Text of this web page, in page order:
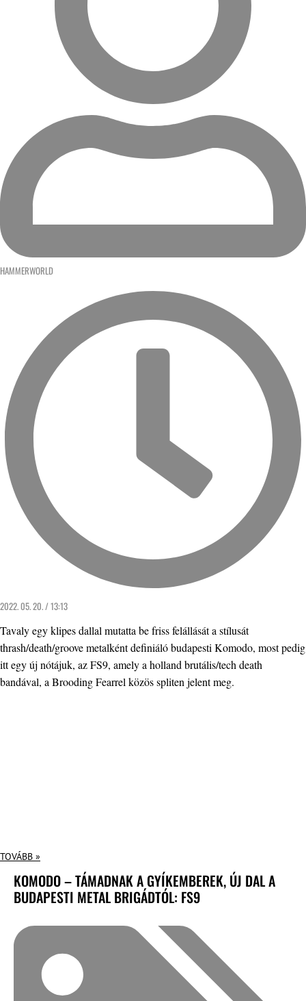
HAMMERWORLD
2022. 05. 20. / 13:13
Tavaly egy klipes dallal mutatta be friss felállását a stílusát
thrash/death/groove metalként definiáló budapesti Komodo, most pedig
itt egy új nótájuk, az FS9, amely a holland brutális/tech death
bandával, a Brooding Fearrel közös spliten jelent meg.
TOVÁBB »
KOMODO – TÁMADNAK A GYÍKEMBEREK, ÚJ DAL A
BUDAPESTI METAL BRIGÁDTÓL: FS9